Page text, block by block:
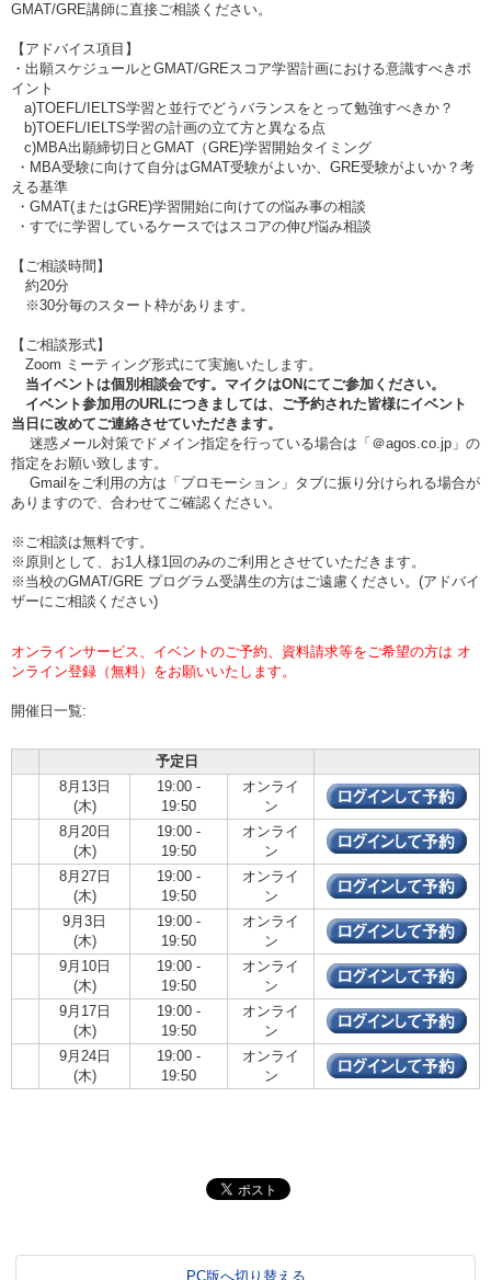
GMAT/GRE講師に直接ご相談ください。
【アドバイス項目】
・出願スケジュールとGMAT/GREスコア学習計画における意識すべきポ
イント
a)TOEFL/IELTS学習と並行でどうバランスをとって勉強すべきか？
b)TOEFL/IELTS学習の計画の立て方と異なる点
c)MBA出願締切日とGMAT（GRE)学習開始タイミング
・MBA受験に向けて自分はGMAT受験がよいか、GRE受験がよいか？考
える基準
・GMAT(またはGRE)学習開始に向けての悩み事の相談
・すでに学習しているケースではスコアの伸び悩み相談
【ご相談時間】
約20分
※30分毎のスタート枠があります。
【ご相談形式】
Zoom ミーティング形式にて実施いたします。
当イベントは個別相談会です。マイクはONにてご参加ください。
イベント参加用のURLにつきましては、ご予約された皆様にイベント
当日に改めてご連絡させていただきます。
迷惑メール対策でドメイン指定を行っている場合は「＠agos.co.jp」の
指定をお願い致します。
Gmailをご利用の方は「プロモーション」タブに振り分けられる場合が
ありますので、合わせてご確認ください。
※ご相談は無料です。
※原則として、お1人様1回のみのご利用とさせていただきます。
※当校のGMAT/GRE プログラム受講生の方はご遠慮ください。(アドバイ
ザーにご相談ください)
オンラインサービス、イベントのご予約、資料請求等をご希望の方は オ
ンライン登録（無料）をお願いいたします。
開催日一覧:
予定日
8月13日
(木)
19:00 -
19:50
オンライ
ン
8月20日
(木)
19:00 -
19:50
オンライ
ン
8月27日
(木)
19:00 -
19:50
オンライ
ン
9月3日
(木)
19:00 -
19:50
オンライ
ン
9月10日
(木)
19:00 -
19:50
オンライ
ン
9月17日
(木)
19:00 -
19:50
オンライ
ン
9月24日
(木)
19:00 -
19:50
オンライ
ン
PC版へ切り替える